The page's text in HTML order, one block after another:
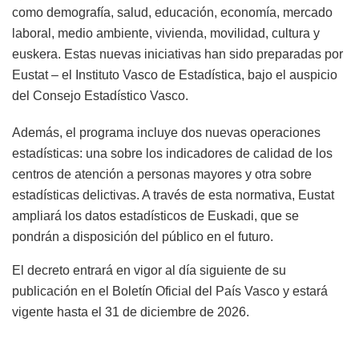
como demografía, salud, educación, economía, mercado
laboral, medio ambiente, vivienda, movilidad, cultura y
euskera. Estas nuevas iniciativas han sido preparadas por
Eustat – el Instituto Vasco de Estadística, bajo el auspicio
del Consejo Estadístico Vasco.
Además, el programa incluye dos nuevas operaciones
estadísticas: una sobre los indicadores de calidad de los
centros de atención a personas mayores y otra sobre
estadísticas delictivas. A través de esta normativa, Eustat
ampliará los datos estadísticos de Euskadi, que se
pondrán a disposición del público en el futuro.
El decreto entrará en vigor al día siguiente de su
publicación en el Boletín Oficial del País Vasco y estará
vigente hasta el 31 de diciembre de 2026.